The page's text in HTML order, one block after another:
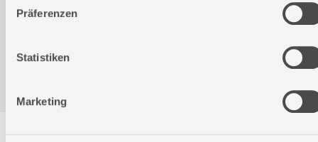
Präferenzen
Statistiken
Marketing
Bedienungsanleitung / Warn-und Sicherheitshinweise